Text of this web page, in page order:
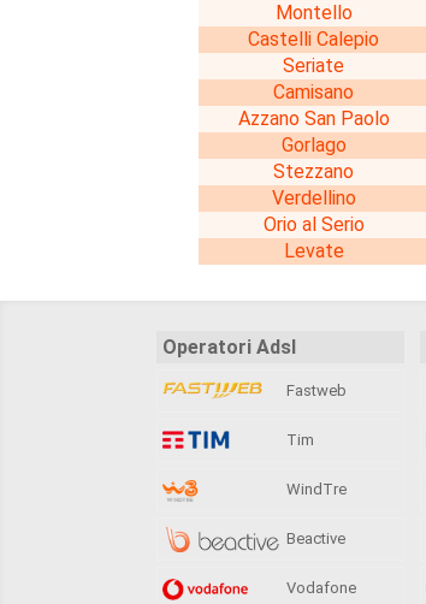
Montello
Castelli Calepio
Seriate
Camisano
Azzano San Paolo
Gorlago
Stezzano
Verdellino
Orio al Serio
Levate
Operatori Adsl
Fastweb
Tim
WindTre
Beactive
Vodafone